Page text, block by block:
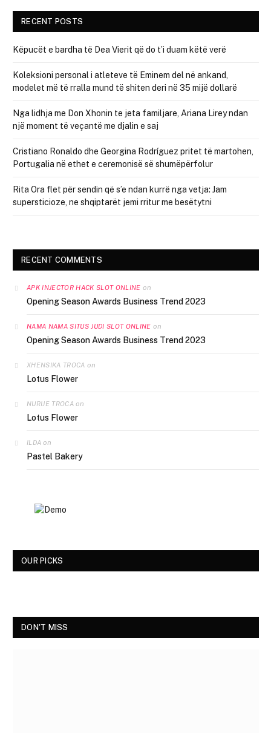
RECENT POSTS
Këpucët e bardha të Dea Vierit që do t’i duam këtë verë
Koleksioni personal i atleteve të Eminem del në ankand,
modelet më të rralla mund të shiten deri në 35 mijë dollarë
Nga lidhja me Don Xhonin te jeta familjare, Ariana Lirey ndan
një moment të veçantë me djalin e saj
Cristiano Ronaldo dhe Georgina Rodríguez pritet të martohen,
Portugalia në ethet e ceremonisë së shumëpërfolur
Rita Ora flet për sendin që s’e ndan kurrë nga vetja: Jam
supersticioze, ne shqiptarët jemi rritur me besëtytni
RECENT COMMENTS
APK INJECTOR HACK SLOT ONLINE on
Opening Season Awards Business Trend 2023
NAMA NAMA SITUS JUDI SLOT ONLINE on
Opening Season Awards Business Trend 2023
XHENSIKA TROCA on
Lotus Flower
NURIJE TROCAon
Lotus Flower
ILDA on
Pastel Bakery
OUR PICKS
DON'T MISS